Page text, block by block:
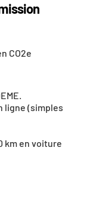
CO2e
.
ligne (simples
km en voiture